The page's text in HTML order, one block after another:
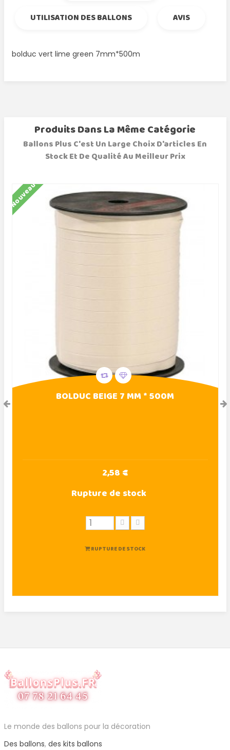
UTILISATION DES BALLONS AVIS
bolduc vert lime green 7mm*500m
Produits Dans La Même Catégorie
Ballons Plus C'est Un Large Choix D'articles En
Stock Et De Qualité Au Meilleur Prix
Nouveau
BOLDUC BEIGE 7 MM * 500M
2,58 €
Rupture de stock
RUPTURE DE STOCK
Le monde des ballons pour la décoration
Des ballons, des kits ballons